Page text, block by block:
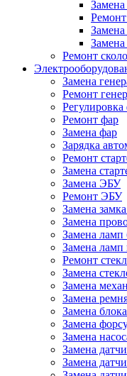
Замена
Замена
Замена
Ремонт
Замена
Ремонт
Регулировка
Ремонт фар
Замена фар
Зарядка
Ремонт
Замена
Замена ЭБУ
Ремонт ЭБУ
Замена
Замена
Замена ламп
Замена ламп
Ремонт
Замена
Замена
Замена
Замена
Замена
Замена
Замена
Замена